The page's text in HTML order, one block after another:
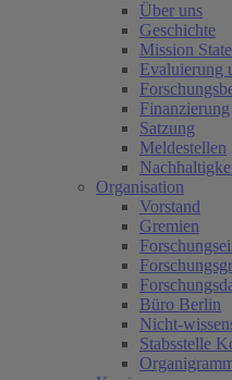
Über uns
Geschichte
Mission
Evaluierung
Finanzierung
Satzung
Meldestellen
Organisation
Vorstand
Gremien
Büro Berlin
Nicht-
Stabsstelle